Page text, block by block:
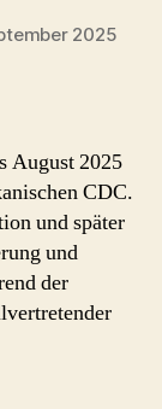
2025
August 2025
CDC.
und später
und
der